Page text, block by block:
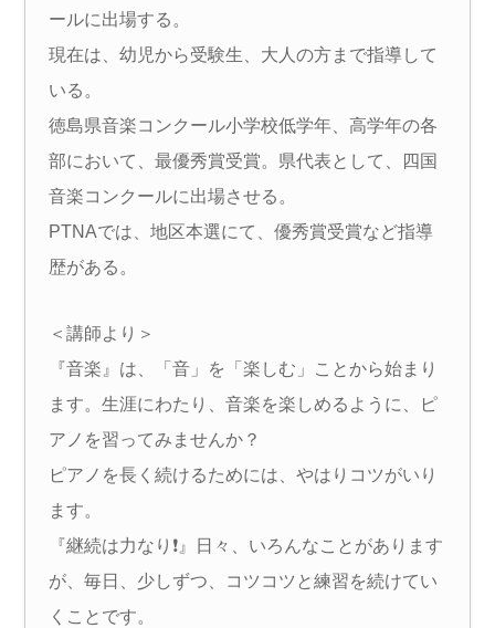
ールに出場する。
現在は、幼児から受験生、大人の方まで指導して
いる。
徳島県音楽コンクール小学校低学年、高学年の各
部において、最優秀賞受賞。県代表として、四国
音楽コンクールに出場させる。
PTNAでは、地区本選にて、優秀賞受賞など指導
歴がある。
＜講師より＞
『音楽』は、「音」を「楽しむ」ことから始まり
ます。生涯にわたり、音楽を楽しめるように、ピ
アノを習ってみませんか？
ピアノを長く続けるためには、やはりコツがいり
ます。
『継続は力なり❗』日々、いろんなことがあります
が、毎日、少しずつ、コツコツと練習を続けてい
くことです。